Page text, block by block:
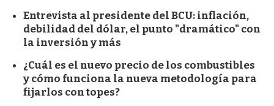
Entrevista al presidente del BCU: inflación,
debilidad del dólar, el punto "dramático" con
la inversión y más
¿Cuál es el nuevo precio de los combustibles
y cómo funciona la nueva metodología para
fijarlos con topes?